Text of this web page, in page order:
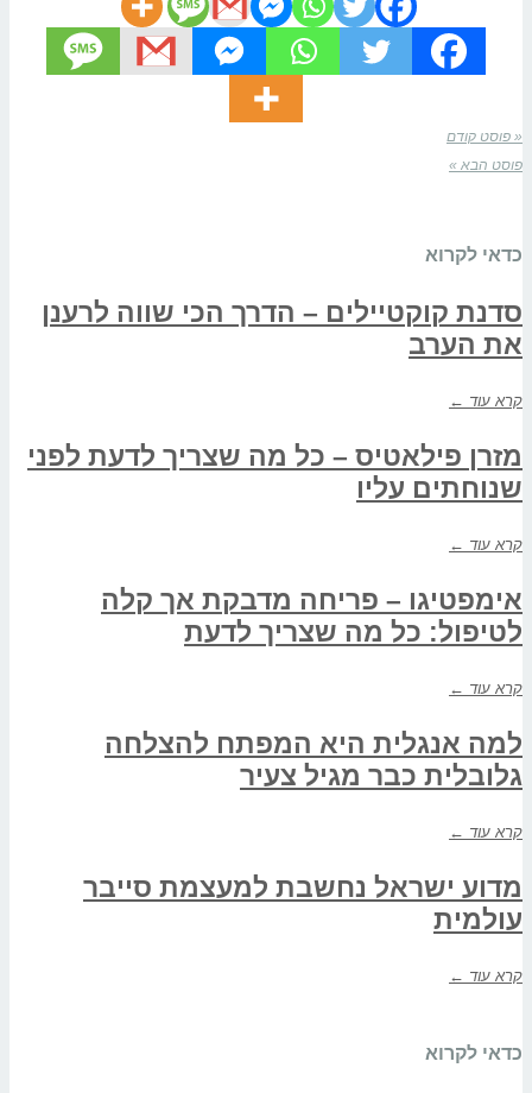
« פוסט קודם
פוסט הבא »
כדאי לקרוא
סדנת קוקטיילים – הדרך הכי שווה לרענן
את הערב
קרא עוד ←
מזרן פילאטיס – כל מה שצריך לדעת לפני
שנוחתים עליו
קרא עוד ←
אימפטיגו – פריחה מדבקת אך קלה
לטיפול: כל מה שצריך לדעת
קרא עוד ←
למה אנגלית היא המפתח להצלחה
גלובלית כבר מגיל צעיר
קרא עוד ←
מדוע ישראל נחשבת למעצמת סייבר
עולמית
קרא עוד ←
כדאי לקרוא